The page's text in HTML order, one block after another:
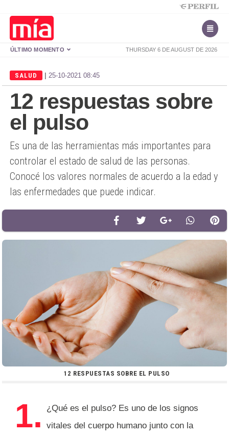
THURSDAY 6 DE AUGUST DE 2026
ÚLTIMO MOMENTO
SALUD | 25-10-2021 08:45
12 respuestas sobre
el pulso
Es una de las herramientas más importantes para
controlar el estado de salud de las personas.
Conocé los valores normales de acuerdo a la edad y
las enfermedades que puede indicar.
12 RESPUESTAS SOBRE EL PULSO
1.
¿Qué es el pulso? Es uno de los signos
vitales del cuerpo humano junto con la